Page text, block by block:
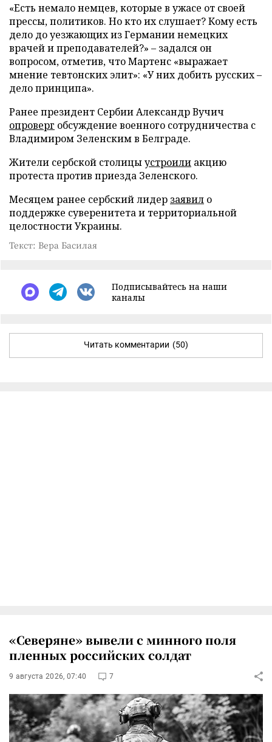
«Есть немало немцев, которые в ужасе от своей
прессы, политиков. Но кто их слушает? Кому есть
дело до уезжающих из Германии немецких
врачей и преподавателей?» – задался он
вопросом, отметив, что Мартенс «выражает
мнение тевтонских элит»: «У них добить русских –
дело принципа».
Ранее президент Сербии Александр Вучич
опроверг обсуждение военного сотрудничества с
Владимиром Зеленским в Белграде.
Жители сербской столицыустроили акцию
протеста против приезда Зеленского.
Месяцем ранее сербский лидер заявил о
поддержке суверенитета и территориальной
целостности Украины.
Текст: Вера Басилая
Подписывайтесь на наши
каналы
Читать комментарии (50)
«Северяне» вывели с минного поля
пленных российских солдат
9 августа 2026, 07:40 7